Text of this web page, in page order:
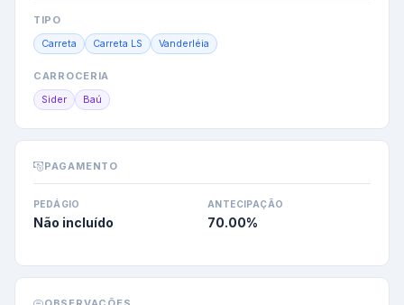
TIPO
Carreta Carreta LS Vanderléia
CARROCERIA
Sider Baú
PAGAMENTO
PEDÁGIO
Não incluído
ANTECIPAÇÃO
70.00%